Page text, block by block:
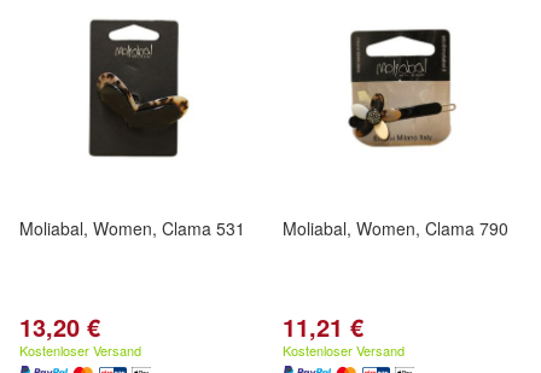
Moliabal, Women, Clama 531
13,20 €
Kostenloser Versand
Moliabal, Women, Clama 790
11,21 €
Kostenloser Versand